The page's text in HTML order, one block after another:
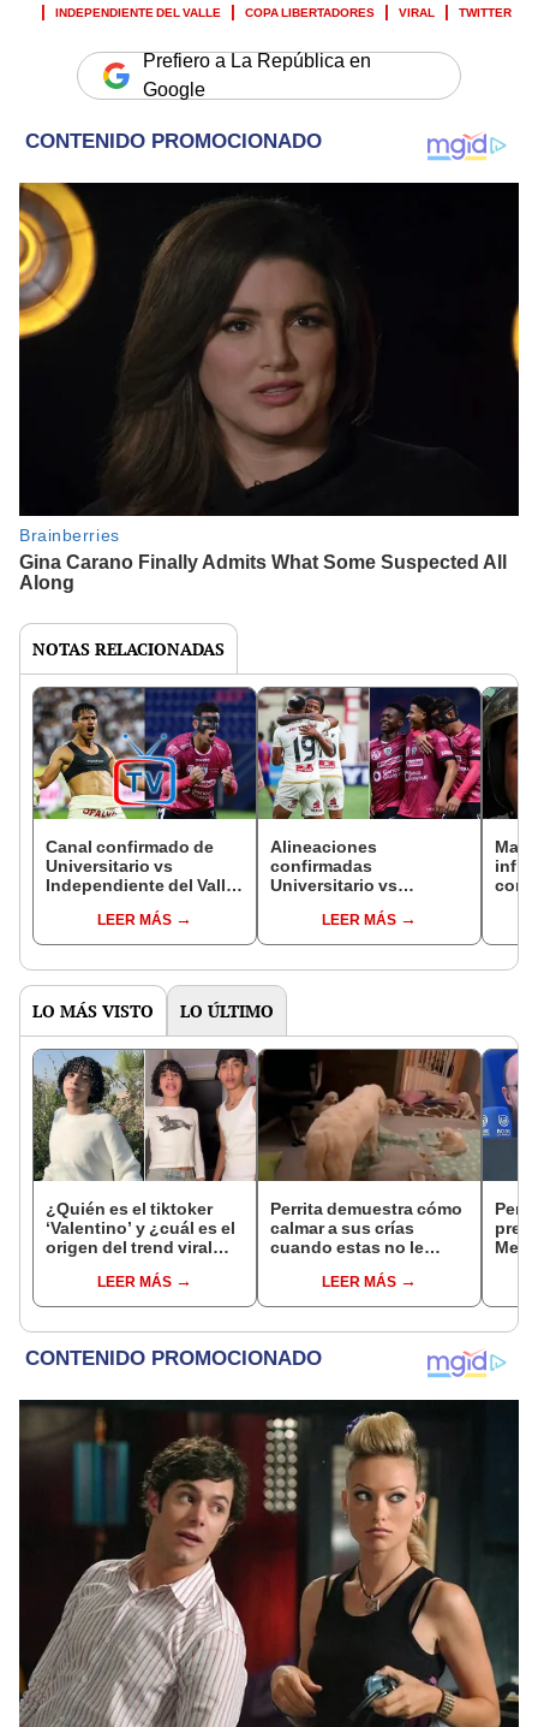
INDEPENDIENTE DEL VALLE
COPA LIBERTADORES VIRAL TWITTER
Prefiero a La República en
Google
NOTAS RELACIONADAS
Canal confirmado de
Universitario vs
Independiente del Valle:
Copa Libertadores
2025?
LEER MÁS
Alineaciones
confirmadas
Universitario vs
las sorpresivas
formaciones de la 'U' e
Libertadores 2025
LEER MÁS
LO MÁS VISTO LO ÚLTIMO
¿Quién es el tiktoker
‘Valentino’ y ¿cuál es el
origen del trend viral
LEER MÁS
Perrita demuestra cómo
calmar a sus crías
cuando estas no le
LEER MÁS